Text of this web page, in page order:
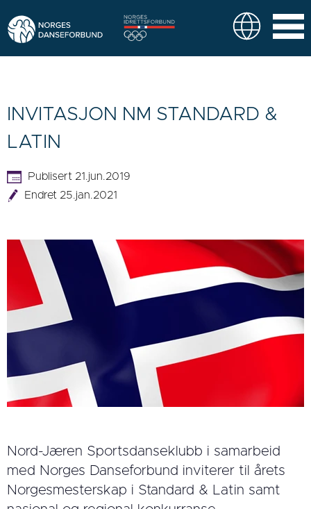
INVITASJON NM STANDARD &
LATIN
Publisert 21.jun.2019
Endret 25.jan.2021
Nord-Jæren Sportsdanseklubb i samarbeid
med Norges Danseforbund inviterer til årets
Norgesmesterskap i Standard & Latin samt